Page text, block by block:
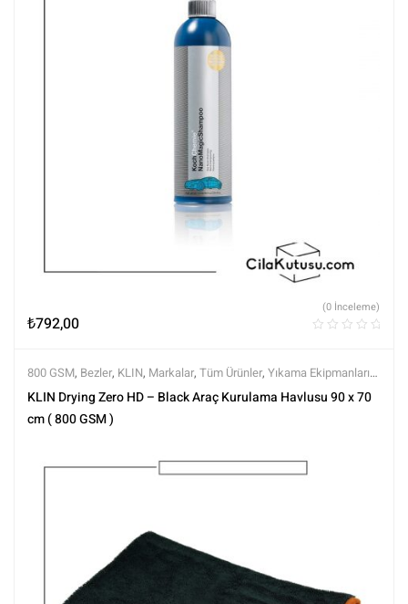
₺792,00
(0 İnceleme)
800 GSM, Bezler, KLIN, Markalar, Tüm Ürünler, Yıkama Ekipmanları,
Yıkama Ürünleri
KLIN Drying Zero HD – Black Araç Kurulama Havlusu 90 x 70
cm ( 800 GSM )